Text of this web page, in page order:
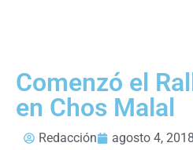
Comenzó el
en Chos Malal
Redacción agosto 4, 2018